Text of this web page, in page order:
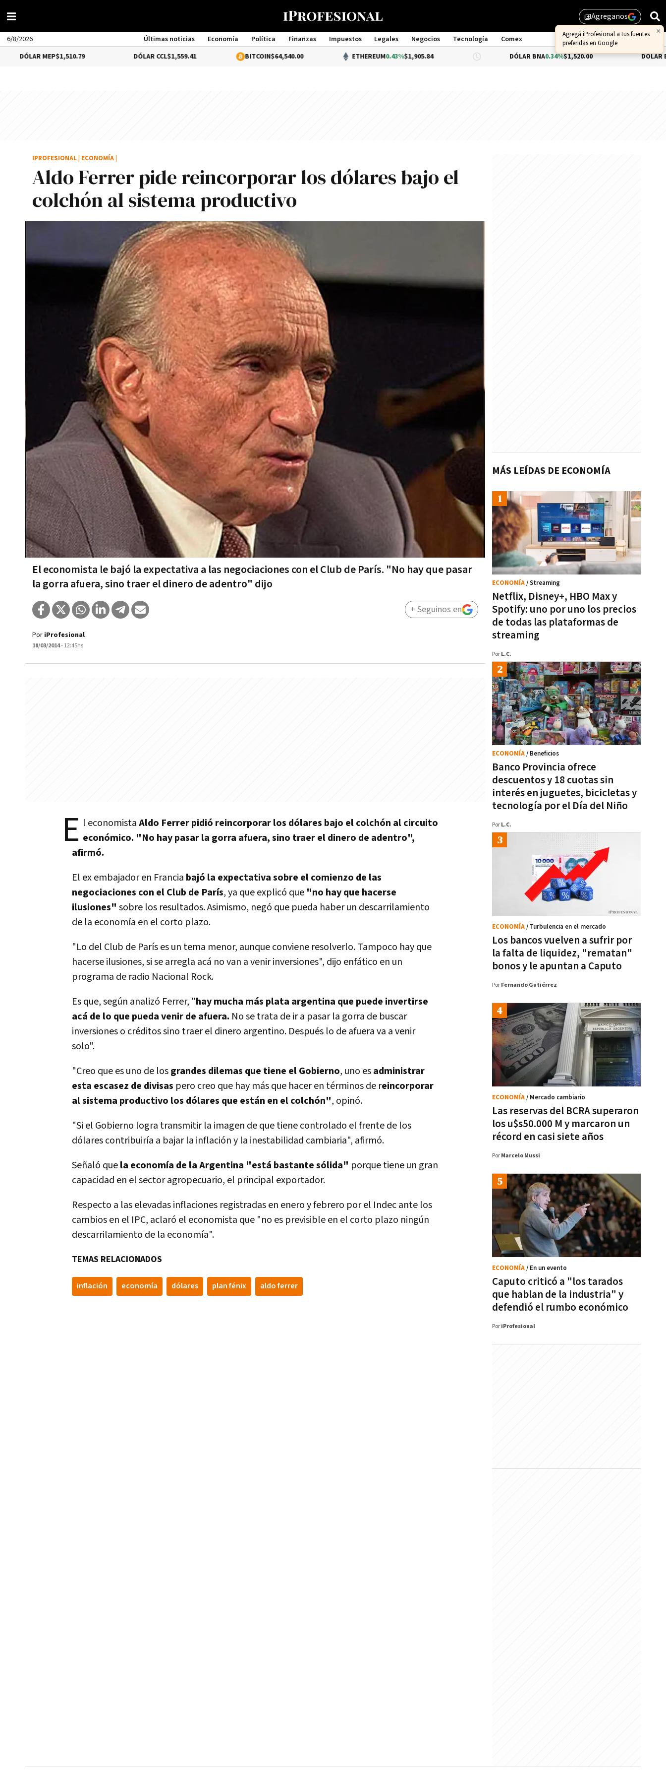
library_addAgreganos
×
Agregá iProfesional a tus fuentes
preferidas en Google
6/8/2026 Últimas noticias Economía Política Finanzas Impuestos Legales Negocios Tecnología
Comex
Management
MEP$1,510.79 $1,559.41 $64,540.00 ETHEREUM 0.43%$1,905.84 DÓLAR BNA 0.34%$1,520.00 DÓLAR BLUE
Aldo Ferrer pide reincorporar los dólares bajo el
colchón al sistema productivo
El economista le bajó la expectativa a las negociaciones con el Club de París. "No hay que pasar
la gorra afuera, sino traer el dinero de adentro" dijo
IPROFESIONAL ECONOMÍA
Por iProfesional
18/03/2014- 12:45hs
+ Seguinos en
E l economistaAldo Ferrerpidió reincorporar los dólares bajo el colchón al circuito
económico. "No hay pasar la gorra afuera, sino traer el dinero de adentro",
afirmó.
El ex embajador en Francia bajó la expectativa sobre el comienzo de las
negociaciones con el Club de París, ya que explicó que "no hay que hacerse
ilusiones" sobre los resultados. Asimismo, negó que pueda haber un descarrilamiento
de la economía en el corto plazo.
"Lo del Club de París es un tema menor, aunque conviene resolverlo. Tampoco hay que
hacerse ilusiones, si se arregla acá no van a venir inversiones", dijo enfático en un
programa de radio Nacional Rock.
Es que, según analizó Ferrer, "hay mucha más plata argentina que puede invertirse
acá de lo que pueda venir de afuera. No se trata de ir a pasar la gorra de buscar
inversiones o créditos sino traer el dinero argentino. Después lo de afuera va a venir
solo".
"Creo que es uno de losgrandes dilemas que tiene el Gobierno, uno esadministrar
esta escasez de divisas pero creo que hay más que hacer en términos de reincorporar
al sistema productivo los dólares que están en el colchón", opinó.
"Si el Gobierno logra transmitir la imagen de que tiene controlado el frente de los
dólares contribuiría a bajar la inflación y la inestabilidad cambiaria", afirmó.
Señaló quela economía de la Argentina "está bastante sólida" porque tiene un gran
capacidad en el sector agropecuario, el principal exportador.
Respecto a las elevadas inflaciones registradas en enero y febrero por el Indec ante los
cambios en el IPC, aclaró el economista que "no es previsible en el corto plazo ningún
descarrilamiento de la economía".
TEMAS RELACIONADOS
inflación economí­a dólares plan fénix aldo ferrer
MÁS LEÍDAS DE ECONOMÍA
Netflix, Disney+, HBO Max y
Spotify: uno por uno los precios
de todas las plataformas de
streaming
ECONOMÍA/ Streaming
Por L.C.
Banco Provincia ofrece
descuentos y 18 cuotas sin
interés en juguetes, bicicletas y
tecnología por el Día del Niño
ECONOMÍA/ Beneficios
Por L.C.
Los bancos vuelven a sufrir por
la falta de liquidez, "rematan"
bonos y le apuntan a Caputo
ECONOMÍA/ Turbulencia en el mercado
Por Fernando Gutiérrez
Las reservas del BCRA superaron
los u$s50.000 M y marcaron un
récord en casi siete años
ECONOMÍA/ Mercado cambiario
Por Marcelo Mussi
Caputo criticó a "los tarados
que hablan de la industria" y
defendió el rumbo económico
ECONOMÍA/ En un evento
Por iProfesional